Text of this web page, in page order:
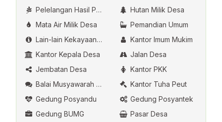
Pelelangan Hasil Pertanian
Hutan Milik Desa
Mata Air Milik Desa
Pemandian Umum
Lain-lain Kekayaan Asli Desa
Kantor Imum Mukim
Kantor Kepala Desa
Jalan Desa
Jembatan Desa
Kantor PKK
Balai Musyawarah Desa
Kantor Tuha Peut
Gedung Posyandu
Gedung Posyantek
Gedung BUMG
Pasar Desa